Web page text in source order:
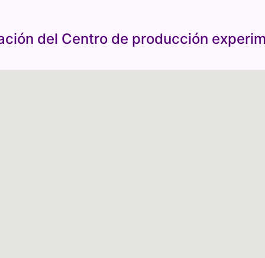
del Centro de producción